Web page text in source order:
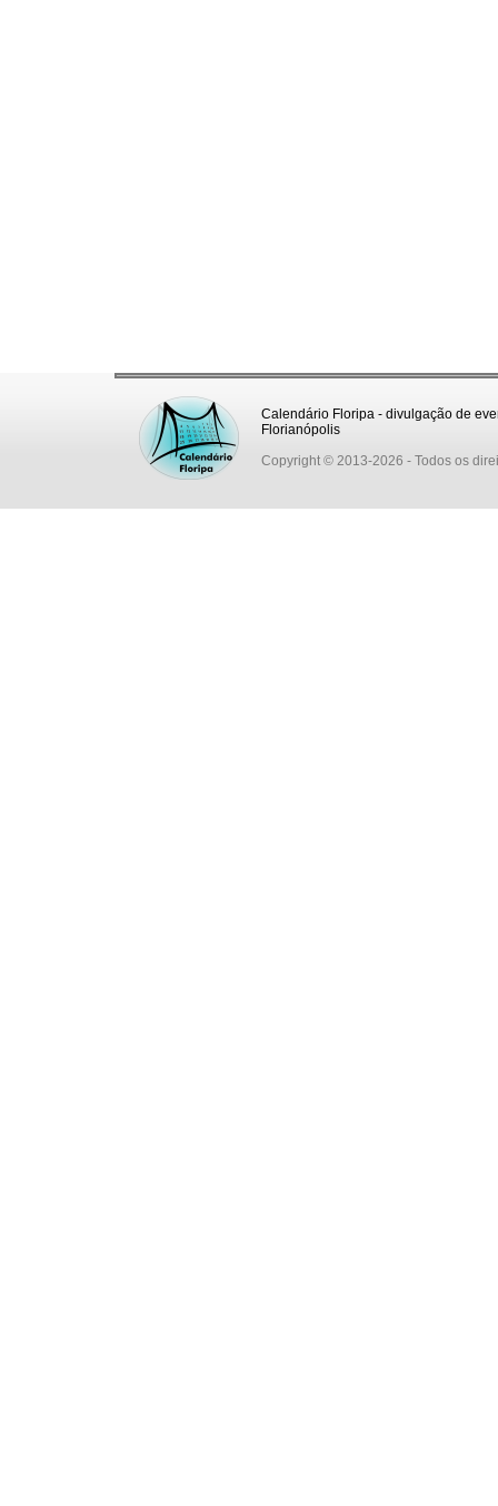
Calendário Floripa - divulgação de
Florianópolis
Copyright © 2013-2026 - Todos os